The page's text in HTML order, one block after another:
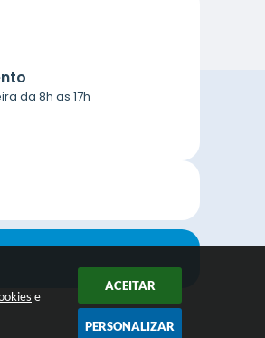
e
ACEITAR
PERSONALIZAR
da 8h as 17h